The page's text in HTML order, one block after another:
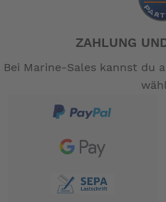
ZAHLUNG
Bei Marine-Sales kannst du